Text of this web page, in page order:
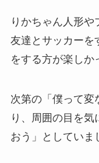
りかちゃん人形
友達とサッカーを
をする方が楽しか
次第の「僕って変
り、周囲の目を
おう」としていま